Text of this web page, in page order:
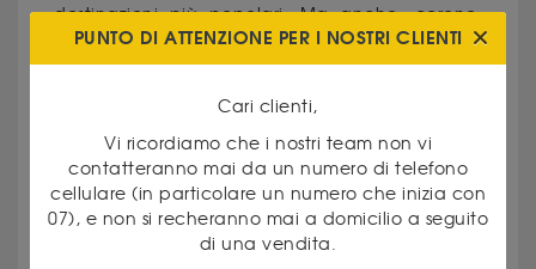
destinazioni più popolari. Ma anche: corone,
yuan e altre valute rare per le vostre esigenze
più specifiche. Il nostro team vi aiuterà a
effettuare i vostri cambi nelle migliori condizioni
rapido.
PERCHÉ SCEGLIERE GODOT & FILS
PUNTO DI ATTENZIONE PER I NOSTRI CLIENTI
Cari clienti,
Vi ricordiamo che i nostri team non vi
contatteranno mai da un numero di telefono
cellulare (in particolare un numero che inizia con
07), e non si recheranno mai a domicilio a seguito
di una vendita.